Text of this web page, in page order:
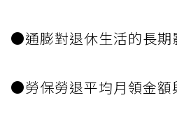
●通膨對退休生活的長期
●勞保勞退平均月領金額